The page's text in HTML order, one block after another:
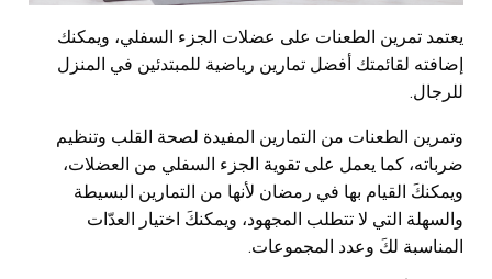
يعتمد تمرين الطعنات على عضلات الجزء السفلي، ويمكنك
إضافته لقائمتك أفضل تمارين رياضية للمبتدئين في المنزل
للرجال.
وتمرين الطعنات من التمارين المفيدة لصحة القلب وتنظيم
ضرباته، كما يعمل على تقوية الجزء السفلي من العضلات،
ويمكنكَ القيام بها في رمضان لأنها من التمارين البسيطة
والسهلة التي لا تتطلب المجهود، ويمكنكَ اختيار العدّات
المناسبة لكَ وعدد المجموعات.